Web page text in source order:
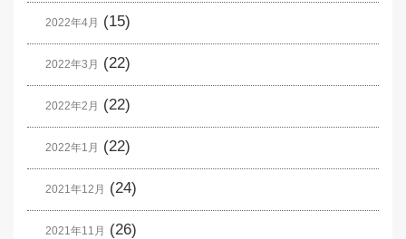
2022年4月 (15)
2022年3月 (22)
2022年2月 (22)
2022年1月 (22)
2021年12月 (24)
2021年11月 (26)